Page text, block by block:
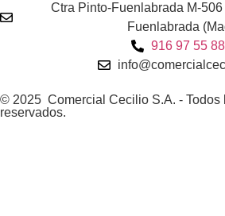
Ctra Pinto-Fuenlabrada M-
Fuenlabrada
916 97 55 88
© 2025 Comercial Cecilio S.A. - Todos
reservados.